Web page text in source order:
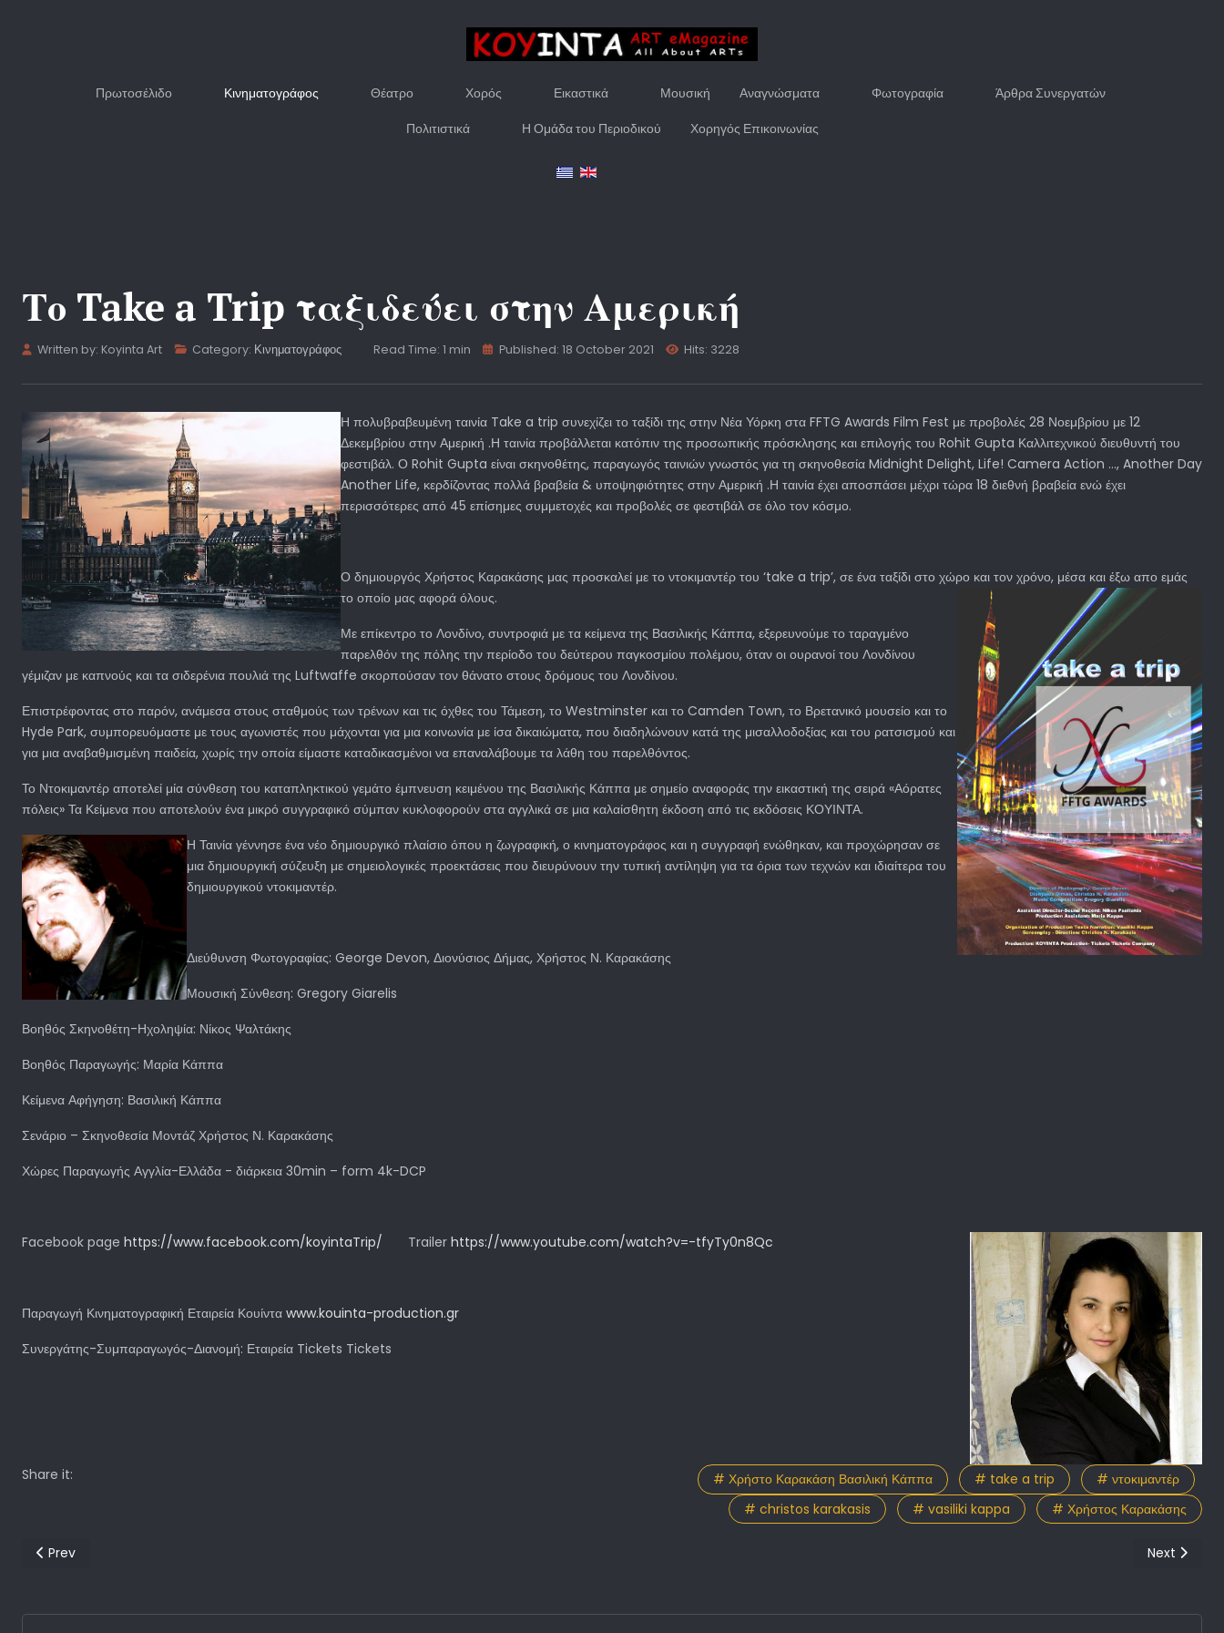
Πρωτοσέλιδο Κινηματογράφος Θέατρο Χορός Εικαστικά Μουσική Αναγνώσματα Φωτογραφία Άρθρα Συνεργατών
Πολιτιστικά Η Ομάδα του Περιοδικού Χορηγός Επικοινωνίας
Το Take a Trip ταξιδεύει στην Αμερική
Written by: Koyinta Art Category: Κινηματογράφος Read Time: 1 min Published: 18 October 2021 Hits: 3228
Η πολυβραβευμένη ταινία Take a trip συνεχίζει το ταξίδι της στην Νέα Υόρκη στα FFTG Awards Film Fest με προβολές 28 Νοεμβρίου με 12
Δεκεμβρίου στην Αμερική .Η ταινία προβάλλεται κατόπιν της προσωπικής πρόσκλησης και επιλογής του Rohit Gupta Καλλιτεχνικού διευθυντή του
φεστιβάλ. Ο Rohit Gupta είναι σκηνοθέτης, παραγωγός ταινιών γνωστός για τη σκηνοθεσία Midnight Delight, Life! Camera Action ..., Another Day
Another Life, κερδίζοντας πολλά βραβεία & υποψηφιότητες στην Αμερική .Η ταινία έχει αποσπάσει μέχρι τώρα 18 διεθνή βραβεία ενώ έχει
περισσότερες από 45 επίσημες συμμετοχές και προβολές σε φεστιβάλ σε όλο τον κόσμο.
Ο δημιουργός Χρήστος Καρακάσης μας προσκαλεί με το ντοκιμαντέρ του ‘take a trip’, σε ένα ταξίδι στο χώρο και τον χρόνο, μέσα και έξω απο εμάς
το οποίο μας αφορά όλους.
Με επίκεντρο το Λονδίνο, συντροφιά με τα κείμενα της Βασιλικής Κάππα, εξερευνούμε το ταραγμένο
παρελθόν της πόλης την περίοδο του δεύτερου παγκοσμίου πολέμου, όταν οι ουρανοί του Λονδίνου
γέμιζαν με καπνούς και τα σιδερένια πουλιά της Luftwaffe σκορπούσαν τον θάνατο στους δρόμους του Λονδίνου.
Επιστρέφοντας στο παρόν, ανάμεσα στους σταθμούς των τρένων και τις όχθες του Τάμεση, το Westminster και το Camden Town, το Βρετανικό μουσείο και το
Hyde Park, συμπορευόμαστε με τους αγωνιστές που μάχονται για μια κοινωνία με ίσα δικαιώματα, που διαδηλώνουν κατά της μισαλλοδοξίας και του ρατσισμού και
για μια αναβαθμισμένη παιδεία, χωρίς την οποία είμαστε καταδικασμένοι να επαναλάβουμε τα λάθη του παρελθόντος.
Το Ντοκιμαντέρ αποτελεί μία σύνθεση του καταπληκτικού γεμάτο έμπνευση κειμένου της Βασιλικής Κάππα με σημείο αναφοράς την εικαστική της σειρά «Αόρατες
πόλεις» Τα Κείμενα που αποτελούν ένα μικρό συγγραφικό σύμπαν κυκλοφορούν στα αγγλικά σε μια καλαίσθητη έκδοση από τις εκδόσεις ΚΟΥΙΝΤΑ.
Η Ταινία γέννησε ένα νέο δημιουργικό πλαίσιο όπου η ζωγραφική, ο κινηματογράφος και η συγγραφή ενώθηκαν, και προχώρησαν σε
μια δημιουργική σύζευξη με σημειολογικές προεκτάσεις που διευρύνουν την τυπική αντίληψη για τα όρια των τεχνών και ιδιαίτερα του
δημιουργικού ντοκιμαντέρ.
Διεύθυνση Φωτογραφίας: George Devon, Διονύσιος Δήμας, Χρήστος Ν. Καρακάσης
Μουσική Σύνθεση: Gregory Giarelis
Βοηθός Σκηνοθέτη-Ηχοληψία: Νίκος Ψαλτάκης
Βοηθός Παραγωγής: Μαρία Κάππα
Κείμενα Αφήγηση: Βασιλική Κάππα
Σενάριο – Σκηνοθεσία Μοντάζ Χρήστος Ν. Καρακάσης
Χώρες Παραγωγής Αγγλία-Ελλάδα - διάρκεια 30min – form 4k-DCP
Facebook page https://www.facebook.com/koyintaTrip/ Trailer https://www.youtube.com/watch?v=-tfyTy0n8Qc
Παραγωγή Κινηματογραφική Εταιρεία Κουίντα www.kouinta-production.gr
Συνεργάτης-Συμπαραγωγός-Διανομή: Εταιρεία Tickets Tickets
Share it: # Χρήστο Καρακάση Βασιλική Κάππα # take a trip
# ντοκιμαντέρ
# christos karakasis
# vasiliki kappa # Χρήστος Καρακάσης
Previous article: Πέρασε στην Ιστορία το 10o Διεθνές Φεστιβάλ Ψηφιακού Κινηματογράφου Αθήνας AIDFF
Prev Next article:
Next